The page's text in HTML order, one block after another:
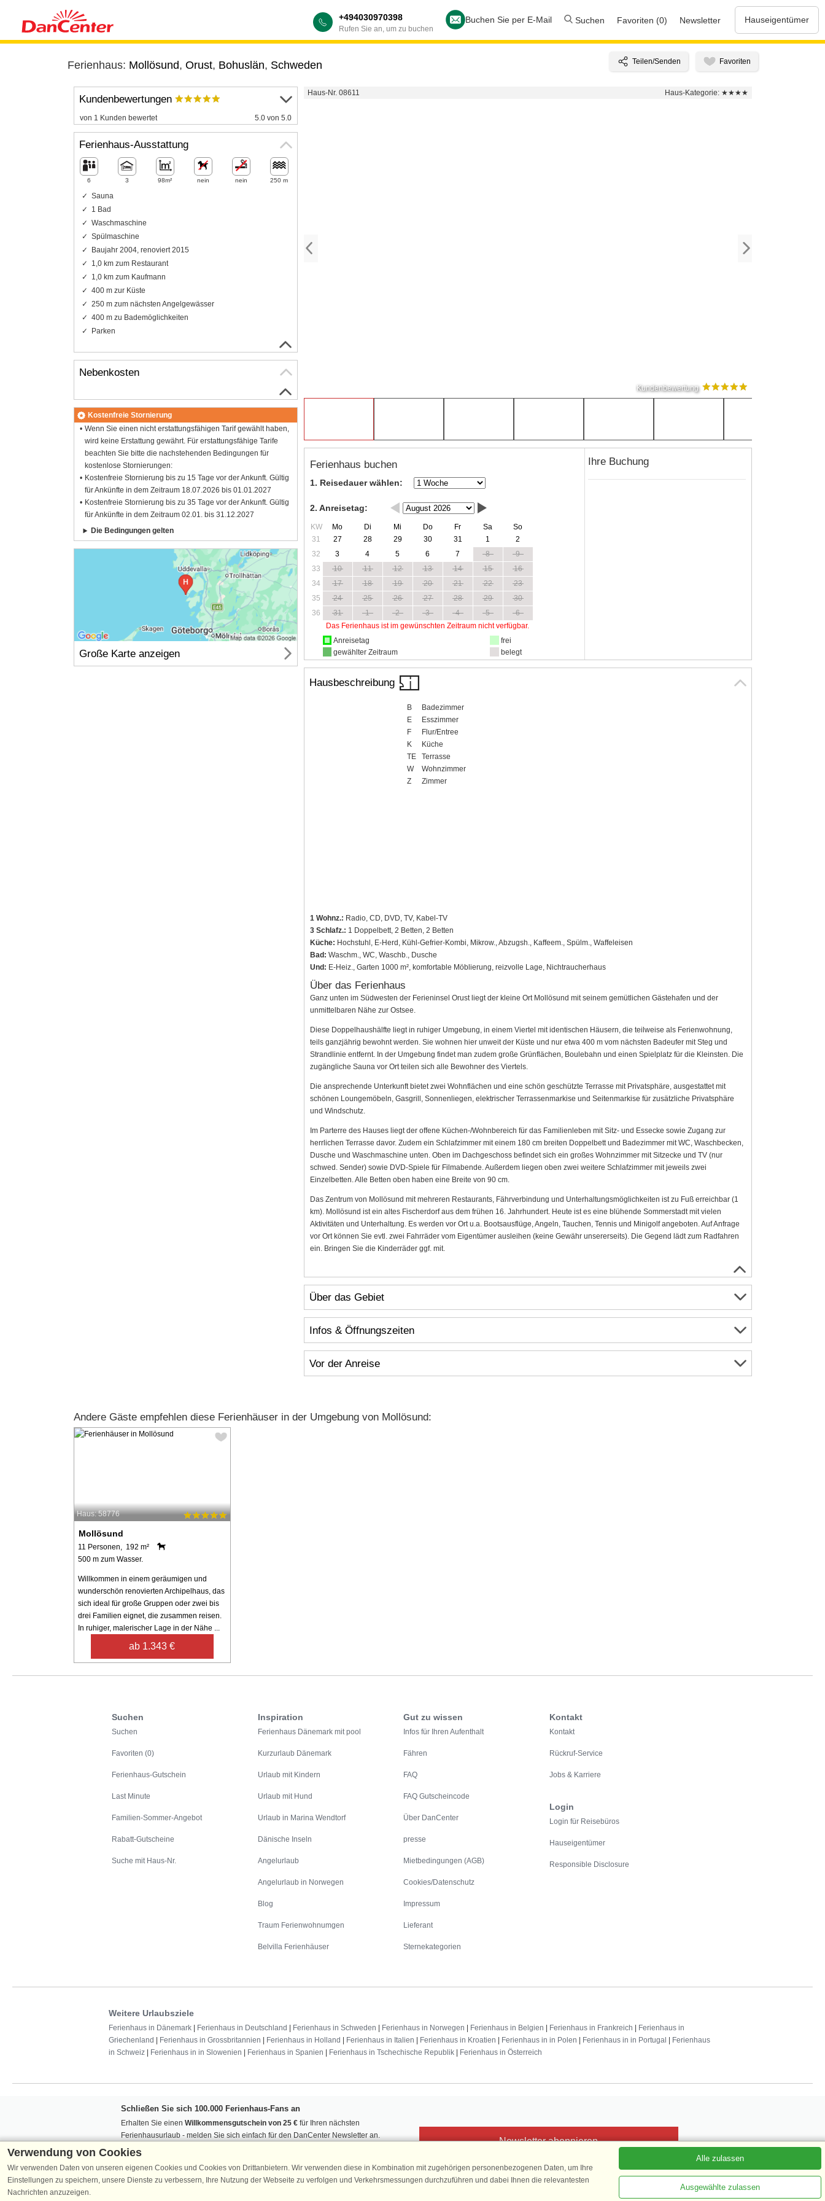
+494030970398
Rufen Sie an, um zu buchen
Buchen Sie per E-Mail Suchen Favoriten (0) Newsletter Hauseigentümer
Ferienhaus: Mollösund, Orust, Bohuslän, Schweden
Haus-Nr. 08611 Haus-Kategorie: ★★★★
Kundenbewertung
Ferienhaus buchen
1. Reisedauer wählen:
2. Anreisetag:
KW Mo Di Mi Do Fr Sa
So
31
27 28 29 30 31 1
2
32
3 4 5 6 7 8
9
33
10 11 12 13 14 15
16
34
17 18 19 20 21 22
23
35
24 25 26 27 28 29
30
36
31 1 2 3 4 5
6
Das Ferienhaus ist im gewünschten Zeitraum nicht verfügbar.
Anreisetag
gewählter Zeitraum
frei
belegt
Ihre Buchung
Hausbeschreibung
B
Badezimmer
E
Esszimmer
F
Flur/Entree
K
Küche
TE
Terrasse
W
Wohnzimmer
Z
Zimmer
1 Wohnz.: Radio, CD, DVD, TV, Kabel-TV
3 Schlafz.: 1 Doppelbett, 2 Betten, 2 Betten
Küche: Hochstuhl, E-Herd, Kühl-Gefrier-Kombi, Mikrow., Abzugsh., Kaffeem., Spülm., Waffeleisen
Bad: Waschm., WC, Waschb., Dusche
Und: E-Heiz., Garten 1000 m², komfortable Möblierung, reizvolle Lage, Nichtraucherhaus
Über das Ferienhaus
Ganz unten im Südwesten der Ferieninsel Orust liegt der kleine Ort Mollösund mit seinem gemütlichen Gästehafen und der
unmittelbaren Nähe zur Ostsee.
Diese Doppelhaushälfte liegt in ruhiger Umgebung, in einem Viertel mit identischen Häusern, die teilweise als Ferienwohnung,
teils ganzjährig bewohnt werden. Sie wohnen hier unweit der Küste und nur etwa 400 m vom nächsten Badeufer mit Steg und
Strandlinie entfernt. In der Umgebung findet man zudem große Grünflächen, Boulebahn und einen Spielplatz für die Kleinsten. Die
zugängliche Sauna vor Ort teilen sich alle Bewohner des Viertels.
Die ansprechende Unterkunft bietet zwei Wohnflächen und eine schön geschützte Terrasse mit Privatsphäre, ausgestattet mit
schönen Loungemöbeln, Gasgrill, Sonnenliegen, elektrischer Terrassenmarkise und Seitenmarkise für zusätzliche Privatsphäre
und Windschutz.
Im Parterre des Hauses liegt der offene Küchen-/Wohnbereich für das Familienleben mit Sitz- und Essecke sowie Zugang zur
herrlichen Terrasse davor. Zudem ein Schlafzimmer mit einem 180 cm breiten Doppelbett und Badezimmer mit WC, Waschbecken,
Dusche und Waschmaschine unten. Oben im Dachgeschoss befindet sich ein großes Wohnzimmer mit Sitzecke und TV (nur
schwed. Sender) sowie DVD-Spiele für Filmabende. Außerdem liegen oben zwei weitere Schlafzimmer mit jeweils zwei
Einzelbetten. Alle Betten oben haben eine Breite von 90 cm.
Das Zentrum von Mollösund mit mehreren Restaurants, Fährverbindung und Unterhaltungsmöglichkeiten ist zu Fuß erreichbar (1
km). Mollösund ist ein altes Fischerdorf aus dem frühen 16. Jahrhundert. Heute ist es eine blühende Sommerstadt mit vielen
Aktivitäten und Unterhaltung. Es werden vor Ort u.a. Bootsausflüge, Angeln, Tauchen, Tennis und Minigolf angeboten. Auf Anfrage
vor Ort können Sie evtl. zwei Fahrräder vom Eigentümer ausleihen (keine Gewähr unsererseits). Die Gegend lädt zum Radfahren
ein. Bringen Sie die Kinderräder ggf. mit.
Über das Gebiet
Infos & Öffnungszeiten
Vor der Anreise
Kundenbewertungen
von 1 Kunden bewertet 5.0 von 5.0
Ferienhaus-Ausstattung
6 3 98m² nein nein 250 m
Sauna
1 Bad
Waschmaschine
Spülmaschine
Baujahr 2004, renoviert 2015
1,0 km zum Restaurant
1,0 km zum Kaufmann
400 m zur Küste
250 m zum nächsten Angelgewässer
400 m zu Bademöglichkeiten
Parken
Nebenkosten
Kostenfreie Stornierung
Wenn Sie einen nicht erstattungsfähigen Tarif gewählt haben,
wird keine Erstattung gewährt. Für erstattungsfähige Tarife
beachten Sie bitte die nachstehenden Bedingungen für
kostenlose Stornierungen:
Kostenfreie Stornierung bis zu 15 Tage vor der Ankunft. Gültig
für Ankünfte in dem Zeitraum 18.07.2026 bis 01.01.2027
Kostenfreie Stornierung bis zu 35 Tage vor der Ankunft. Gültig
für Ankünfte in dem Zeitraum 02.01. bis 31.12.2027
Die Bedingungen gelten
Große Karte anzeigen
Andere Gäste empfehlen diese Ferienhäuser in der Umgebung von Mollösund:
Haus: 58776
Mollösund
11 Personen, 192 m²
500 m zum Wasser.
Willkommen in einem geräumigen und
wunderschön renovierten Archipelhaus, das
sich ideal für große Gruppen oder zwei bis
drei Familien eignet, die zusammen reisen.
In ruhiger, malerischer Lage in der Nähe ...
ab 1.343 €
Suchen
Suchen
Favoriten (0)
Ferienhaus-Gutschein
Last Minute
Familien-Sommer-Angebot
Rabatt-Gutscheine
Suche mit Haus-Nr.
Inspiration
Ferienhaus Dänemark mit pool
Kurzurlaub Dänemark
Urlaub mit Kindern
Urlaub mit Hund
Urlaub in Marina Wendtorf
Dänische Inseln
Angelurlaub
Angelurlaub in Norwegen
Blog
Traum Ferienwohnumgen
Belvilla Ferienhäuser
Gut zu wissen
Infos für Ihren Aufenthalt
Fähren
FAQ
FAQ Gutscheincode
Über DanCenter
presse
Mietbedingungen (AGB)
Cookies/Datenschutz
Impressum
Lieferant
Sternekategorien
Kontakt
Kontakt
Rückruf-Service
Jobs & Karriere
Login
Login für Reisebüros
Hauseigentümer
Responsible Disclosure
Weitere Urlaubsziele
Ferienhaus in Dänemark | Ferienhaus in Deutschland | Ferienhaus in Schweden | Ferienhaus in Norwegen | Ferienhaus in Belgien | Ferienhaus in Frankreich | Ferienhaus in
Griechenland | Ferienhaus in Grossbritannien | Ferienhaus in Holland | Ferienhaus in Italien | Ferienhaus in Kroatien | Ferienhaus in in Polen | Ferienhaus in in Portugal | Ferienhaus
in Schweiz | Ferienhaus in in Slowenien | Ferienhaus in Spanien | Ferienhaus in Tschechische Republik | Ferienhaus in Österreich
Schließen Sie sich 100.000 Ferienhaus-Fans an
Erhalten Sie einen Willkommensgutschein von 25 € für Ihren nächsten
Ferienhausurlaub - melden Sie sich einfach für den DanCenter Newsletter an.
Verpassen Sie nie wieder exklusive Angebote, Gewinnspiele und Urlaubstipps!
Newsletter abonnieren
Verwendung von Cookies
Wir verwenden Daten von unseren eigenen Cookies und Cookies von Drittanbietern. Wir verwenden diese in Kombination mit zugehörigen personenbezogenen Daten, um Ihre
Einstellungen zu speichern, unsere Dienste zu verbessern, Ihre Nutzung der Webseite zu verfolgen und Verkehrsmessungen durchzuführen und dabei Ihnen die relevantesten
Nachrichten anzuzeigen.
Alle zulassen
Ausgewählte zulassen